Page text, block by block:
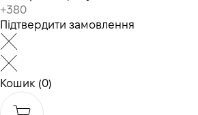
Підтвердити замовлення
Кошик (0)